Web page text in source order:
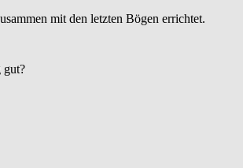
mit den letzten Bögen errichtet.
gut?